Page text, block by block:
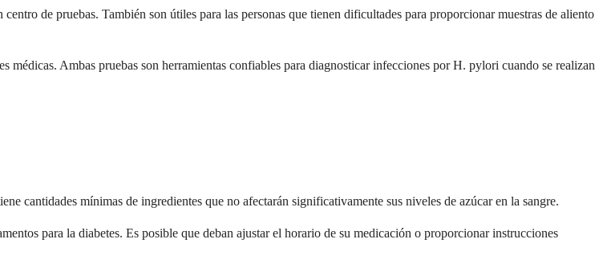
de pruebas. También son útiles para las personas que tienen dificultades para proporcionar muestras de aliento
médicas. Ambas pruebas son herramientas confiables para diagnosticar infecciones por H. pylori cuando se realizan
cantidades mínimas de ingredientes que no afectarán significativamente sus niveles de azúcar en la sangre.
para la diabetes. Es posible que deban ajustar el horario de su medicación o proporcionar instrucciones